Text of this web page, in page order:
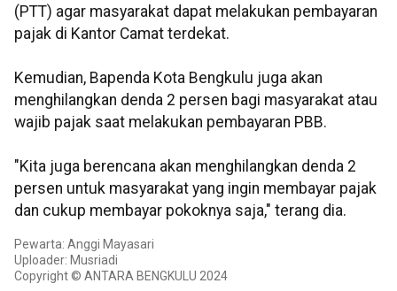
(PTT) agar masyarakat dapat melakukan pembayaran
pajak di Kantor Camat terdekat.
Kemudian, Bapenda Kota Bengkulu juga akan
menghilangkan denda 2 persen bagi masyarakat atau
wajib pajak saat melakukan pembayaran PBB.
"Kita juga berencana akan menghilangkan denda 2
persen untuk masyarakat yang ingin membayar pajak
dan cukup membayar pokoknya saja," terang dia.
Pewarta: Anggi Mayasari
Uploader: Musriadi
Copyright © ANTARA BENGKULU 2024